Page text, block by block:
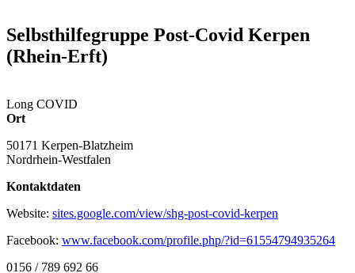
Selbsthilfegruppe Post-Covid Kerpen
(Rhein-Erft)
Long COVID
Ort
50171 Kerpen-Blatzheim
Nordrhein-Westfalen
Kontaktdaten
Website: sites.google.com/view/shg-post-covid-kerpen
Facebook: www.facebook.com/profile.php/?id=61554794935264
0156 / 789 692 66